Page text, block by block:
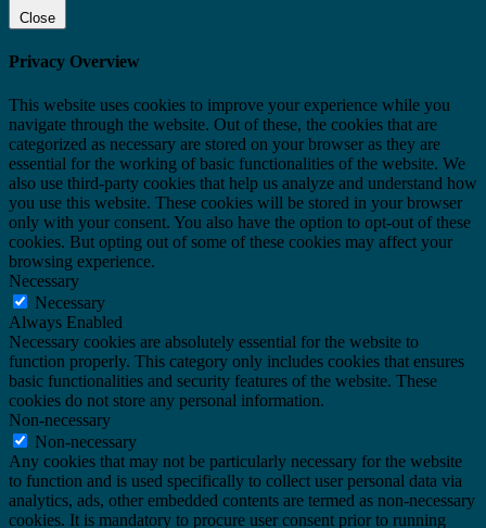
Close
Privacy Overview
This website uses cookies to improve your experience while you
navigate through the website. Out of these, the cookies that are
categorized as necessary are stored on your browser as they are
essential for the working of basic functionalities of the website. We
also use third-party cookies that help us analyze and understand how
you use this website. These cookies will be stored in your browser
only with your consent. You also have the option to opt-out of these
cookies. But opting out of some of these cookies may affect your
browsing experience.
Necessary
Necessary
Always Enabled
Necessary cookies are absolutely essential for the website to
function properly. This category only includes cookies that ensures
basic functionalities and security features of the website. These
cookies do not store any personal information.
Non-necessary
Non-necessary
Any cookies that may not be particularly necessary for the website
to function and is used specifically to collect user personal data via
analytics, ads, other embedded contents are termed as non-necessary
cookies. It is mandatory to procure user consent prior to running